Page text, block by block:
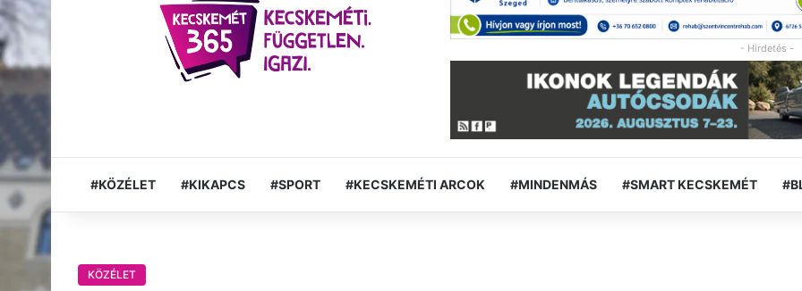
- Hirdetés -
#KÖZÉLET #KIKAPCS #SPORT #KECSKEMÉTI ARCOK #MINDENMÁS #SMART KECSKEMÉT
KÖZÉLET